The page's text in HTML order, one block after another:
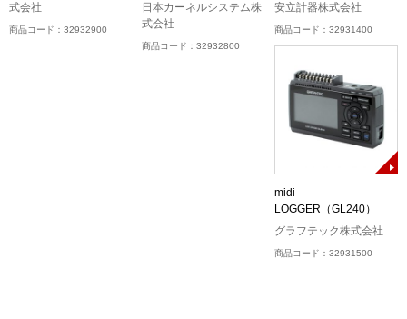
式会社
商品コード：32932900
日本カーネルシステム株
式会社
商品コード：32932800
安立計器株式会社
商品コード：32931400
midi
LOGGER（GL240）
グラフテック株式会社
商品コード：32931500